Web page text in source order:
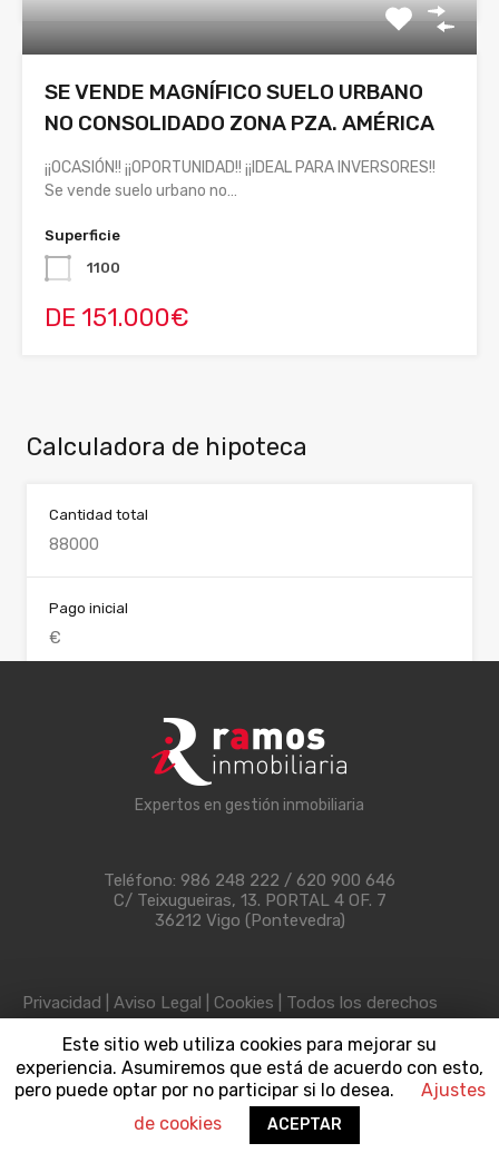
SE VENDE MAGNÍFICO SUELO URBANO
NO CONSOLIDADO ZONA PZA. AMÉRICA
¡¡OCASIÓN!! ¡¡OPORTUNIDAD!! ¡¡IDEAL PARA INVERSORES!!
Se vende suelo urbano no…
Superficie
1100
DE 151.000€
Calculadora de hipoteca
Cantidad total
Pago inicial
Periodo hipotecario
¡No se ha encontrado ninguna propiedad destacada!
Expertos en gestión inmobiliaria
Teléfono: 986 248 222 / 620 900 646
C/ Teixugueiras, 13. PORTAL 4 OF. 7
36212 Vigo (Pontevedra)
Privacidad Aviso Legal Cookies | Todos los derechos
reservados.
Desarrollado porICG
Este sitio web utiliza cookies para mejorar su
experiencia. Asumiremos que está de acuerdo con esto,
pero puede optar por no participar si lo desea.
Ajustes
de cookies
ACEPTAR